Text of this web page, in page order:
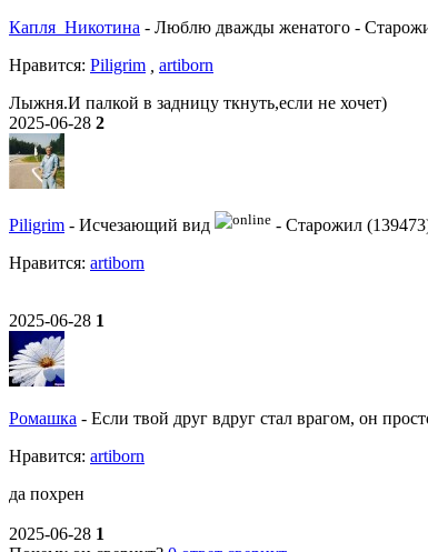
Капля_Никотина - Люблю дважды женатого -
Нравитcя: Piligrim
artiborn
Лыжня.И палкой в задницу ткнуть,если не хочет)
2025-06-28 2
Piligrim - Исчезающий вид - Старожил
Нравитcя: artiborn
2025-06-28 1
Ромашка - Если твой друг вдруг стал врагом, он
Нравитcя: artiborn
да похрен
2025-06-28 1